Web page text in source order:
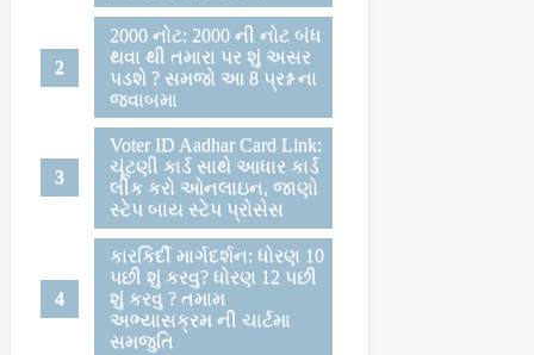
2000 નોટ: 2000 ની નોટ બંધ
થવા થી તમારા પર શું અસર
પડશે ? સમજો આ 8 પ્રશ્ન ના
જવાબમા
Voter ID Aadhar Card Link:
ચૂંટણી કાર્ડ સાથે આધાર કાર્ડ
લીંંક કરો ઓનલાઇન, જાણો
સ્ટેપ બાય સ્ટેપ પ્રોસેસ
કારકિર્દી માર્ગદર્શન: ધોરણ 10
પછી શું કરવુ? ધોરણ 12 પછી
શું કરવુ ? તમામ
અભ્યાસક્રમ ની ચાર્ટમા
સમજુતિ